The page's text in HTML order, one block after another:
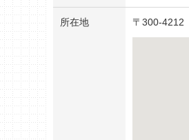
所在地 〒 300-4212